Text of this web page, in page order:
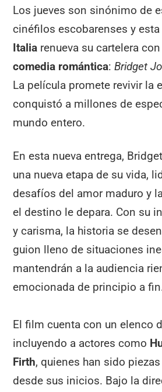
Los jueves son sinónimo de
cinéfilos escobarenses y
Italia renueva su cartelera
comedia romántica:Bridget
La película promete revivir la
conquistó a millones de
mundo entero.
En esta nueva entrega,
una nueva etapa de su vida,
desafíos del amor maduro y
el destino le depara. Con su
y carisma, la historia se
guion lleno de situaciones
mantendrán a la audiencia
emocionada de principio a
El film cuenta con un elenco
incluyendo a actores como
Firth, quienes han sido
desde sus inicios. Bajo la